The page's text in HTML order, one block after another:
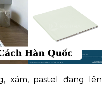
xám, pastel đang lên